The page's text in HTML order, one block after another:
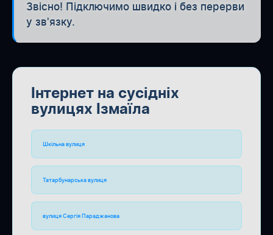
Звісно! Підключимо швидко і без перерви
у зв'язку.
Інтернет на сусідніх
вулицях Ізмаїла
Шкільна вулиця
Татарбунарська вулиця
вулиця Сергія Параджанова